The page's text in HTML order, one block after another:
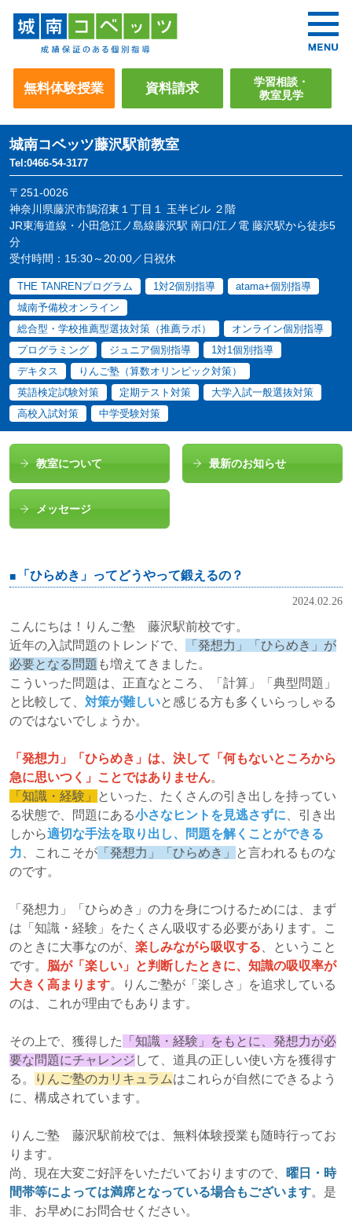
無料体験授業 資料請求
学習相談・
教室見学
城南コベッツ藤沢駅前教室
Tel:0466-54-3177
〒251-0026
神奈川県藤沢市鵠沼東１丁目１ 玉半ビル ２階
JR東海道線・小田急江ノ島線藤沢駅 南口/江ノ電 藤沢駅から徒歩5
分
受付時間：15:30～20:00／日祝休
THE TANRENプログラム 1対2個別指導
atama+個別指導
城南予備校オンライン
総合型・学校推薦型選抜対策（推薦ラボ）
オンライン個別指導
プログラミング
ジュニア個別指導
1対1個別指導
デキタス
りんご塾（算数オリンピック対策）
英語検定試験対策
定期テスト対策
大学入試一般選抜対策
高校入試対策
中学受験対策
教室について 最新のお知らせ
メッセージ
「ひらめき」ってどうやって鍛えるの？
2024.02.26
こんにちは！りんご塾 藤沢駅前校です。
近年の入試問題のトレンドで、
「発想力」「ひらめき」が
必要となる問題 も増えてきました。
こういった問題は、正直なところ、「計算」「典型問題」
と比較して、 対策が難しいと感じる方も多くいらっしゃる
のではないでしょうか。
「発想力」「ひらめき」は、決して「何もないところから
急に思いつく」ことではありません。
「知識・経験」
といった、たくさんの引き出しを持ってい
る状態で、問題にある小さなヒントを見逃さずに 、引き出
しから適切な手法を取り出し、問題を解くことができる
力 、これこそが 「発想力」「ひらめき」
と言われるものな
のです。
「発想力」「ひらめき」の力を身につけるためには、まず
は「知識・経験」をたくさん吸収する必要があります。こ
のときに大事なのが、 楽しみながら吸収する 、ということ
です。 脳が「楽しい」と判断したときに、知識の吸収率が
大きく高まります。りんご塾が「楽しさ」を追求している
のは、これが理由でもあります。
その上で、獲得した
「知識・経験」をもとに、発想力が必
要な問題にチャレンジ して、道具の正しい使い方を獲得す
る。
りんご塾のカリキュラムはこれらが自然にできるよう
に、構成されています。
りんご塾 藤沢駅前校では、無料体験授業も随時行ってお
ります。
尚、現在大変ご好評をいただいておりますので、
曜日・時
間帯等によっては満席となっている場合もございます。是
非、お早めにお問合せください。